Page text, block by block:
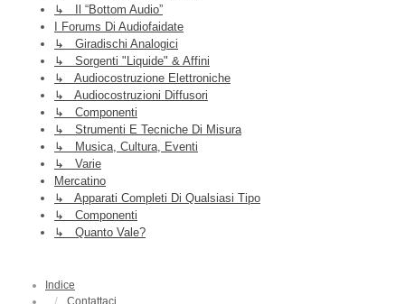
↳ Il “Bottom Audio”
I Forums Di Audiofaidate
↳ Giradischi Analogici
↳ Sorgenti "liquide" & Affini
↳ Audiocostruzione Elettroniche
↳ Audiocostruzioni Diffusori
↳ Componenti
↳ Strumenti E Tecniche Di Misura
↳ Musica, Cultura, Eventi
↳ Varie
Mercatino
↳ Apparati Completi Di Qualsiasi Tipo
↳ Componenti
↳ Quanto Vale?
Indice
Contattaci